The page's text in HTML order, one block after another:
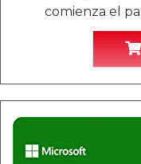
comienza el